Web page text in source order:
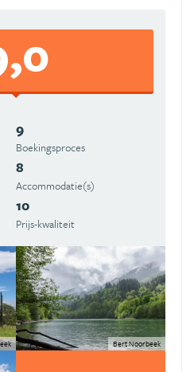
9
Boekingsproces
8
Accommodatie(s)
10
Prijs-kwaliteit
Bert Noorbeek